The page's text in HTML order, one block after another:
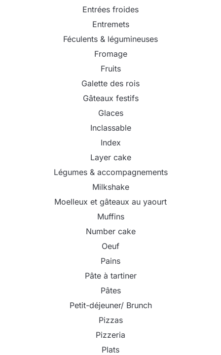
Entrées froides
Entremets
Féculents & légumineuses
Fromage
Fruits
Galette des rois
Gâteaux festifs
Glaces
Inclassable
Index
Layer cake
Légumes & accompagnements
Milkshake
Moelleux et gâteaux au yaourt
Muffins
Number cake
Oeuf
Pains
Pâte à tartiner
Pâtes
Petit-déjeuner/ Brunch
Pizzas
Pizzeria
Plats